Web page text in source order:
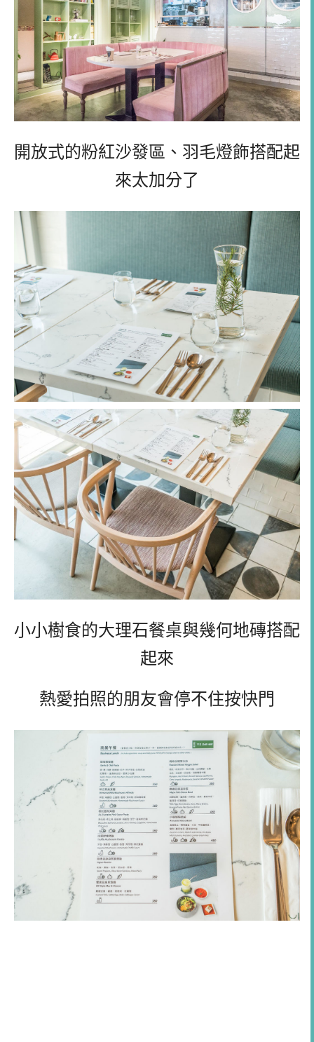
開放式的粉紅沙發區、羽毛燈飾搭配起
來太加分了
小小樹食的大理石餐桌與幾何地磚搭配
起來
熱愛拍照的朋友會停不住按快門